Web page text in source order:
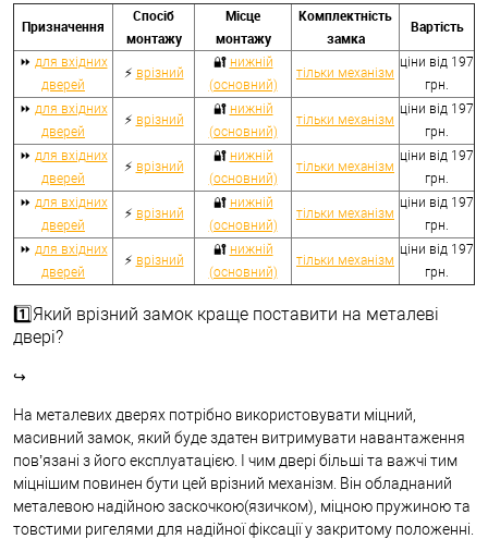
Призначення
Спосіб
монтажу
Місце
монтажу
Комплектність
замка
Вартість
⏩ для вхідних
дверей
⚡ врізний
🔐 нижній
(основний)
тільки механізм
ціни від 197
грн.
⏩ для вхідних
дверей
⚡ врізний
🔐 нижній
(основний)
тільки механізм
ціни від 197
грн.
⏩ для вхідних
дверей
⚡ врізний
🔐 нижній
(основний)
тільки механізм
ціни від 197
грн.
⏩ для вхідних
дверей
⚡ врізний
🔐 нижній
(основний)
тільки механізм
ціни від 197
грн.
⏩ для вхідних
дверей
⚡ врізний
🔐 нижній
(основний)
тільки механізм
ціни від 197
грн.
1️⃣Який врізний замок краще поставити на металеві
двері?
↪
На металевих дверях потрібно використовувати міцний,
масивний замок, який буде здатен витримувати навантаження
пов’язані з його експлуатацією. І чим двері більші та важчі тим
міцнішим повинен бути цей врізний механізм. Він обладнаний
металевою надійною заскочкою(язичком), міцною пружиною та
товстими ригелями для надійної фіксації у закритому положенні.